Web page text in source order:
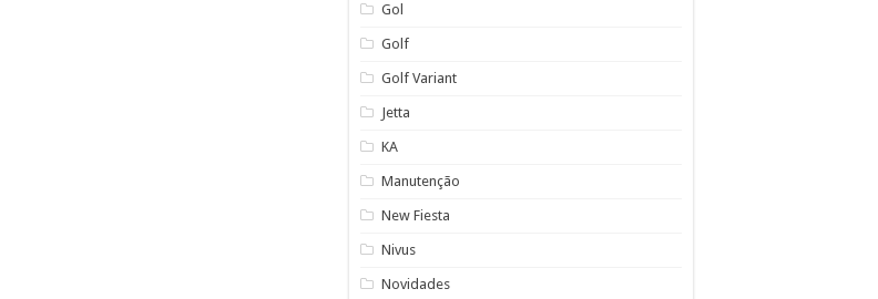
Gol
Golf
Golf Variant
Jetta
KA
Manutenção
New Fiesta
Nivus
Novidades